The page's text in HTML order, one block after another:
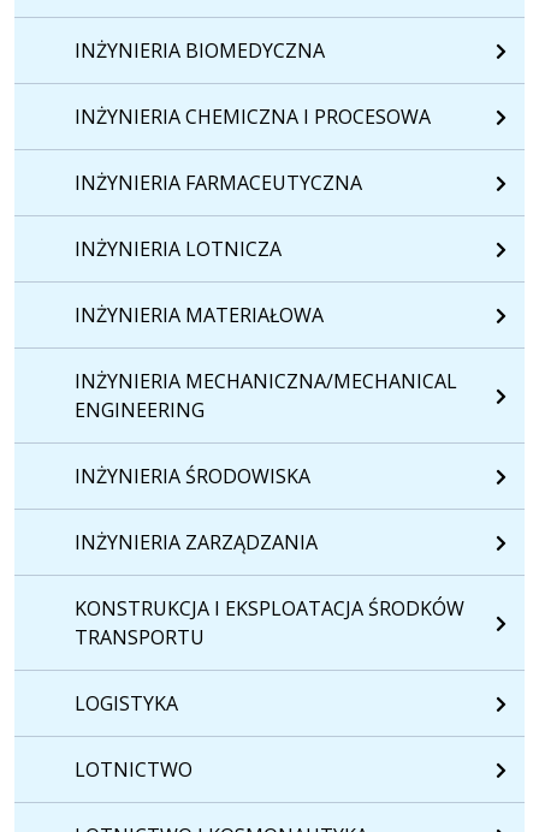
INŻYNIERIA BIOMEDYCZNA
INŻYNIERIA CHEMICZNA I PROCESOWA
INŻYNIERIA FARMACEUTYCZNA
INŻYNIERIA LOTNICZA
INŻYNIERIA MATERIAŁOWA
INŻYNIERIA MECHANICZNA/MECHANICAL
ENGINEERING
INŻYNIERIA ŚRODOWISKA
INŻYNIERIA ZARZĄDZANIA
KONSTRUKCJA I EKSPLOATACJA ŚRODKÓW
TRANSPORTU
LOGISTYKA
LOTNICTWO